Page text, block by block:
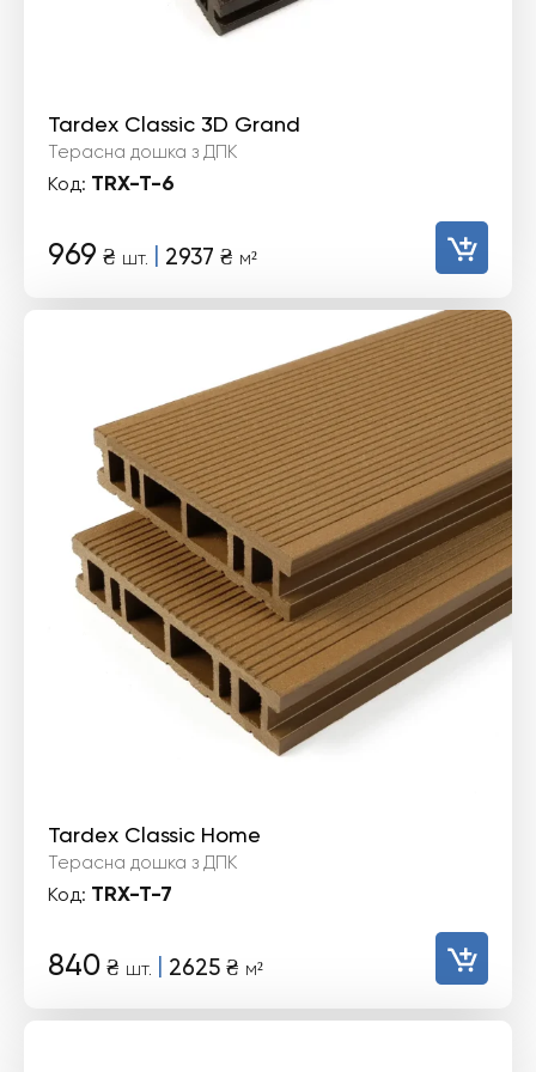
Tardex Classic 3D Grand
Терасна дошка з ДПК
Код: TRX-T-6
969 ₴ шт. | 2937 ₴ м²
Tardex Classic Home
Терасна дошка з ДПК
Код: TRX-T-7
840 ₴ шт. | 2625 ₴ м²